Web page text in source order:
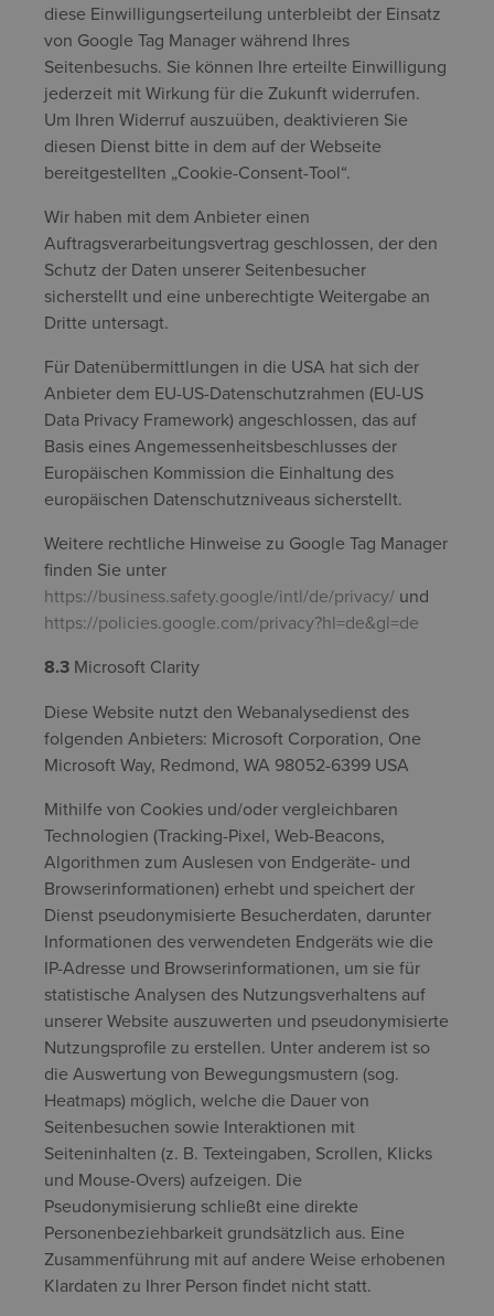
diese Einwilligungserteilung unterbleibt der Einsatz
von Google Tag Manager während Ihres
Seitenbesuchs. Sie können Ihre erteilte Einwilligung
jederzeit mit Wirkung für die Zukunft widerrufen.
Um Ihren Widerruf auszuüben, deaktivieren Sie
diesen Dienst bitte in dem auf der Webseite
bereitgestellten „Cookie-Consent-Tool“.
Wir haben mit dem Anbieter einen
Auftragsverarbeitungsvertrag geschlossen, der den
Schutz der Daten unserer Seitenbesucher
sicherstellt und eine unberechtigte Weitergabe an
Dritte untersagt.
Für Datenübermittlungen in die USA hat sich der
Anbieter dem EU-US-Datenschutzrahmen (EU-US
Data Privacy Framework) angeschlossen, das auf
Basis eines Angemessenheitsbeschlusses der
Europäischen Kommission die Einhaltung des
europäischen Datenschutzniveaus sicherstellt.
Weitere rechtliche Hinweise zu Google Tag Manager
finden Sie unter
https://business.safety.google/intl/de/privacy/ und
https://policies.google.com/privacy?hl=de&gl=de
8.3 Microsoft Clarity
Diese Website nutzt den Webanalysedienst des
folgenden Anbieters: Microsoft Corporation, One
Microsoft Way, Redmond, WA 98052-6399 USA
Mithilfe von Cookies und/oder vergleichbaren
Technologien (Tracking-Pixel, Web-Beacons,
Algorithmen zum Auslesen von Endgeräte- und
Browserinformationen) erhebt und speichert der
Dienst pseudonymisierte Besucherdaten, darunter
Informationen des verwendeten Endgeräts wie die
IP-Adresse und Browserinformationen, um sie für
statistische Analysen des Nutzungsverhaltens auf
unserer Website auszuwerten und pseudonymisierte
Nutzungsprofile zu erstellen. Unter anderem ist so
die Auswertung von Bewegungsmustern (sog.
Heatmaps) möglich, welche die Dauer von
Seitenbesuchen sowie Interaktionen mit
Seiteninhalten (z. B. Texteingaben, Scrollen, Klicks
und Mouse-Overs) aufzeigen. Die
Pseudonymisierung schließt eine direkte
Personenbeziehbarkeit grundsätzlich aus. Eine
Zusammenführung mit auf andere Weise erhobenen
Klardaten zu Ihrer Person findet nicht statt.